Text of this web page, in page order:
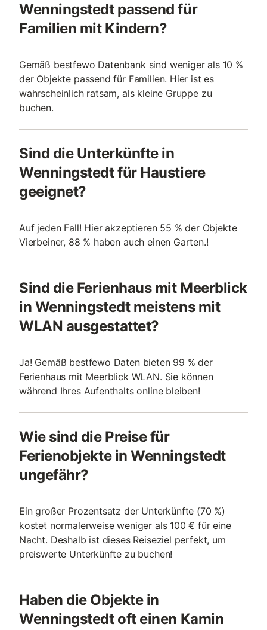
Wenningstedt passend für
Familien mit Kindern?
Gemäß bestfewo Datenbank sind weniger als 10 %
der Objekte passend für Familien. Hier ist es
wahrscheinlich ratsam, als kleine Gruppe zu
buchen.
Sind die Unterkünfte in
Wenningstedt für Haustiere
geeignet?
Auf jeden Fall! Hier akzeptieren 55 % der Objekte
Vierbeiner, 88 % haben auch einen Garten.!
Sind die Ferienhaus mit Meerblick
in Wenningstedt meistens mit
WLAN ausgestattet?
Ja! Gemäß bestfewo Daten bieten 99 % der
Ferienhaus mit Meerblick WLAN. Sie können
während Ihres Aufenthalts online bleiben!
Wie sind die Preise für
Ferienobjekte in Wenningstedt
ungefähr?
Ein großer Prozentsatz der Unterkünfte (70 %)
kostet normalerweise weniger als 100 € für eine
Nacht. Deshalb ist dieses Reiseziel perfekt, um
preiswerte Unterkünfte zu buchen!
Haben die Objekte in
Wenningstedt oft einen Kamin